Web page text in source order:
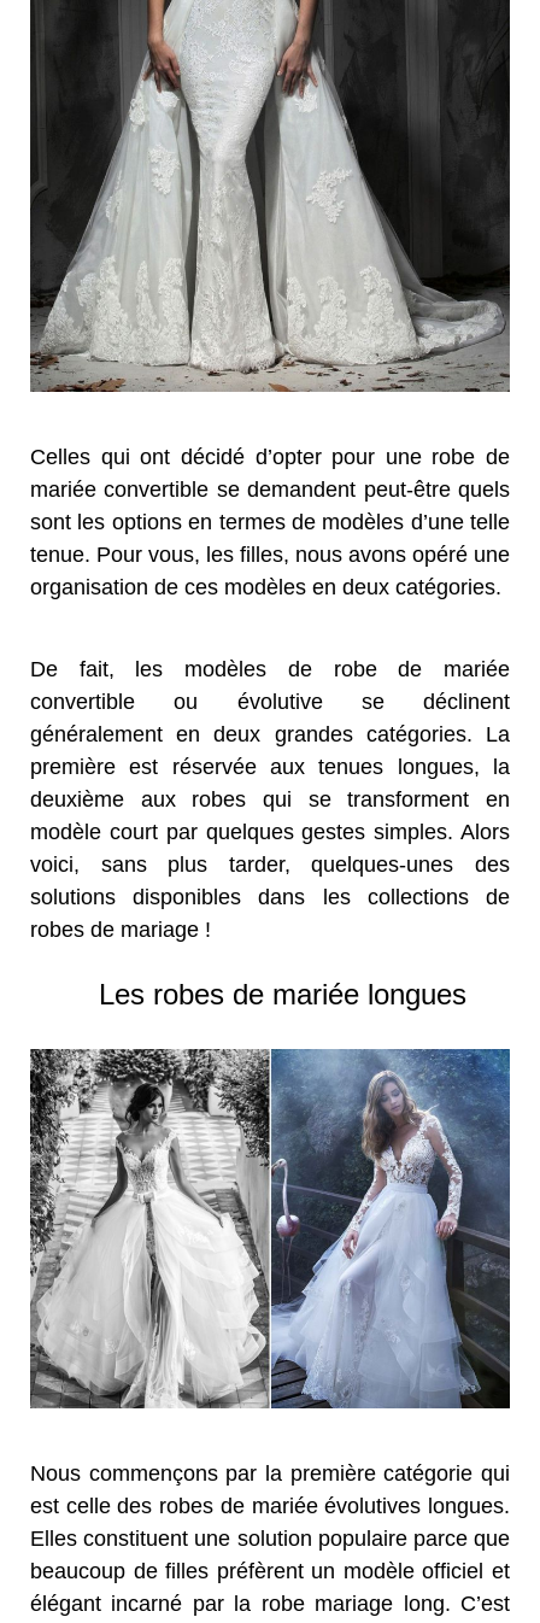
Celles qui ont décidé d’opter pour une robe de
mariée convertible se demandent peut-être quels
sont les options en termes de modèles d’une telle
tenue. Pour vous, les filles, nous avons opéré une
organisation de ces modèles en deux catégories.
De fait, les modèles de robe de mariée
convertible ou évolutive se déclinent
généralement en deux grandes catégories. La
première est réservée aux tenues longues, la
deuxième aux robes qui se transforment en
modèle court par quelques gestes simples. Alors
voici, sans plus tarder, quelques-unes des
solutions disponibles dans les collections de
robes de mariage !
Les robes de mariée longues
Nous commençons par la première catégorie qui
est celle des robes de mariée évolutives longues.
Elles constituent une solution populaire parce que
beaucoup de filles préfèrent un modèle officiel et
élégant incarné par la robe mariage long. C’est